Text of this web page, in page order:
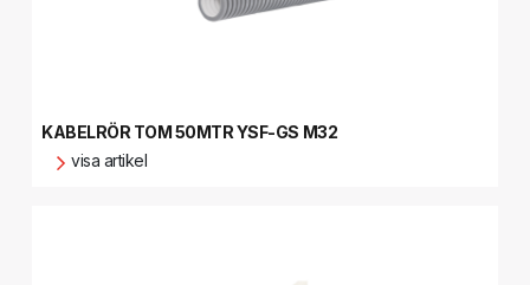
KABELRÖR TOM 50MTR YSF-GS M32
visa artikel